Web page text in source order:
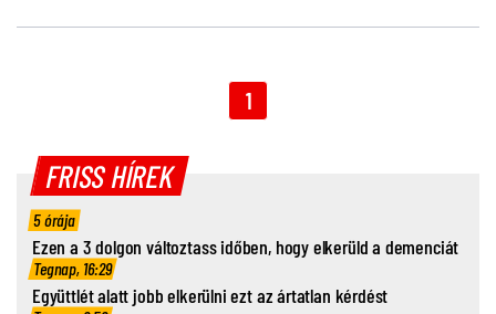
1
FRISS HÍREK
5 órája
Ezen a 3 dolgon változtass időben, hogy elkerüld a demenciát
Tegnap, 16:29
Együttlét alatt jobb elkerülni ezt az ártatlan kérdést